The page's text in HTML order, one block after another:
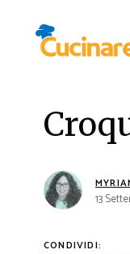
13
CONDIVIDI: